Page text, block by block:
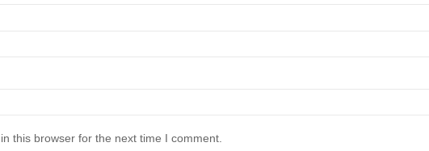
this browser for the next time I comment.